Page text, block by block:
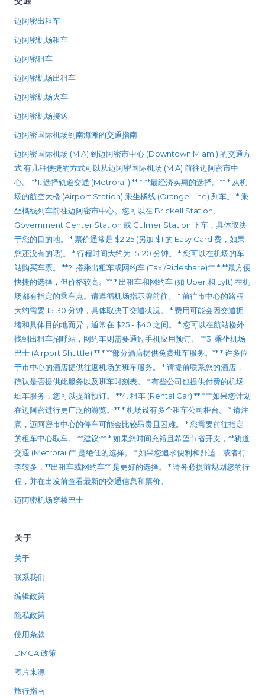
迈阿密出租车
迈阿密机场租车
迈阿密租车
迈阿密机场出租车
迈阿密机场火车
迈阿密机场接送
迈阿密国际机场到南海滩的交通指南
迈阿密国际机场 (MIA) 到迈阿密市中心 (Downtown Miami) 的交通方
式 有几种便捷的方式可以从迈阿密国际机场 (MIA) 前往迈阿密市中
心。 **1. 选择轨道交通 (Metrorail):** * **最经济实惠的选择。** * 从机
场的航空大楼 (Airport Station) 乘坐橘线 (Orange Line) 列车。 * 乘
坐橘线列车前往迈阿密市中心。您可以在 Brickell Station、
Government Center Station 或 Culmer Station 下车，具体取决
于您的目的地。 * 票价通常是 $2.25 (另加 $1 的 Easy Card 费，如果
您还没有的话)。 * 行程时间大约为 15-20 分钟。 * 您可以在机场的车
站购买车票。 **2. 搭乘出租车或网约车 (Taxi/Rideshare):** * **最方便
快捷的选择，但价格较高。** * 出租车和网约车 (如 Uber 和 Lyft) 在机
场都有指定的乘车点。请遵循机场指示牌前往。 * 前往市中心的路程
大约需要 15-30 分钟，具体取决于交通状况。 * 费用可能会因交通拥
堵和具体目的地而异，通常在 $25 - $40 之间。 * 您可以在航站楼外
找到出租车招呼站，网约车则需要通过手机应用预订。 **3. 乘坐机场
巴士 (Airport Shuttle):** * **部分酒店提供免费班车服务。** * 许多位
于市中心的酒店提供往返机场的班车服务。 * 请提前联系您的酒店，
确认是否提供此服务以及班车时刻表。 * 有些公司也提供付费的机场
班车服务，您可以提前预订。 **4. 租车 (Rental Car):** * **如果您计划
在迈阿密进行更广泛的游览。** * 机场设有多个租车公司柜台。 * 请注
意，迈阿密市中心的停车可能会比较昂贵且困难。 * 您需要前往指定
的租车中心取车。 **建议:** * 如果您时间充裕且希望节省开支，**轨道
交通 (Metrorail)** 是绝佳的选择。 * 如果您追求便利和舒适，或者行
李较多，**出租车或网约车** 是更好的选择。 * 请务必提前规划您的行
程，并在出发前查看最新的交通信息和票价。
迈阿密机场穿梭巴士
关于
关于
联系我们
编辑政策
隐私政策
使用条款
DMCA 政策
图片来源
旅行指南